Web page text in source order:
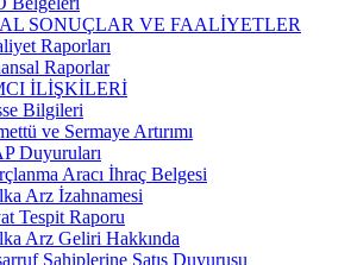
SONUÇLAR VE FAALİYETLER
Raporları
Raporlar
İLİŞKİLERİ
Bilgileri
ve Sermaye Artırımı
Duyuruları
Aracı İhraç Belgesi
Arz İzahnamesi
Tespit Raporu
Arz Geliri Hakkında
Sahiplerine Satış Duyurusu